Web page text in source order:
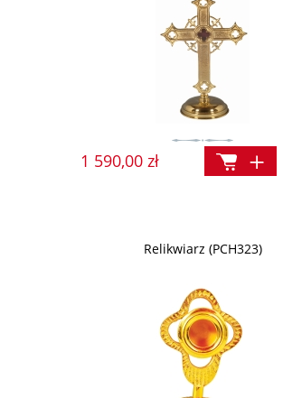
1 590,00 zł
Relikwiarz (PCH323)